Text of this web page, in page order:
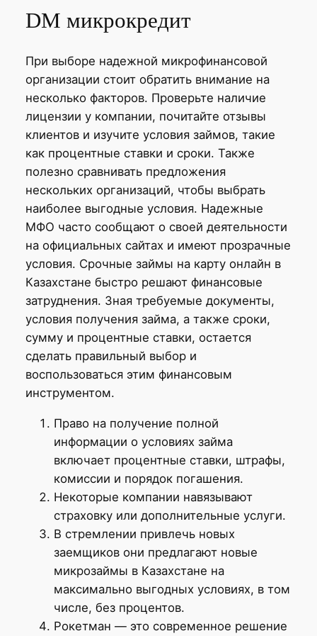
DM микрокредит
При выборе надежной микрофинансовой
организации стоит обратить внимание на
несколько факторов. Проверьте наличие
лицензии у компании, почитайте отзывы
клиентов и изучите условия займов, такие
как процентные ставки и сроки. Также
полезно сравнивать предложения
нескольких организаций, чтобы выбрать
наиболее выгодные условия. Надежные
МФО часто сообщают о своей деятельности
на официальных сайтах и имеют прозрачные
условия. Срочные займы на карту онлайн в
Казахстане быстро решают финансовые
затруднения. Зная требуемые документы,
условия получения займа, а также сроки,
сумму и процентные ставки, остается
сделать правильный выбор и
воспользоваться этим финансовым
инструментом.
Право на получение полной
информации о условиях займа
включает процентные ставки, штрафы,
комиссии и порядок погашения.
Некоторые компании навязывают
страховку или дополнительные услуги.
В стремлении привлечь новых
заемщиков они предлагают новые
микрозаймы в Казахстане на
максимально выгодных условиях, в том
числе, без процентов.
Рокетман — это современное решение